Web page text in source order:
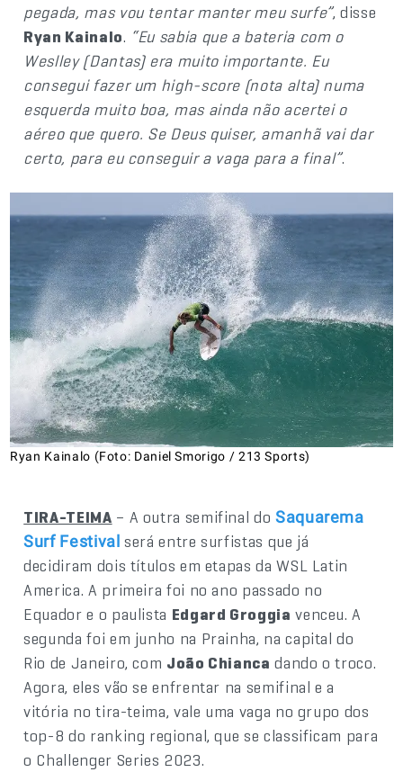
pegada, mas vou tentar manter meu surfe”, disse
Ryan Kainalo. “Eu sabia que a bateria com o
Weslley (Dantas) era muito importante. Eu
consegui fazer um high-score (nota alta) numa
esquerda muito boa, mas ainda não acertei o
aéreo que quero. Se Deus quiser, amanhã vai dar
certo, para eu conseguir a vaga para a final”.
Ryan Kainalo (Foto: Daniel Smorigo / 213 Sports)
TIRA-TEIMA – A outra semifinal do Saquarema
Surf Festival será entre surfistas que já
decidiram dois títulos em etapas da WSL Latin
America. A primeira foi no ano passado no
Equador e o paulista Edgard Groggia venceu. A
segunda foi em junho na Prainha, na capital do
Rio de Janeiro, com João Chianca dando o troco.
Agora, eles vão se enfrentar na semifinal e a
vitória no tira-teima, vale uma vaga no grupo dos
top-8 do ranking regional, que se classificam para
o Challenger Series 2023.